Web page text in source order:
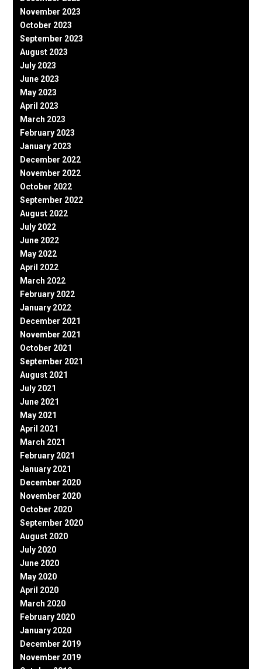
November 2023
October 2023
September 2023
August 2023
July 2023
June 2023
May 2023
April 2023
March 2023
February 2023
January 2023
December 2022
November 2022
October 2022
September 2022
August 2022
July 2022
June 2022
May 2022
April 2022
March 2022
February 2022
January 2022
December 2021
November 2021
October 2021
September 2021
August 2021
July 2021
June 2021
May 2021
April 2021
March 2021
February 2021
January 2021
December 2020
November 2020
October 2020
September 2020
August 2020
July 2020
June 2020
May 2020
April 2020
March 2020
February 2020
January 2020
December 2019
November 2019